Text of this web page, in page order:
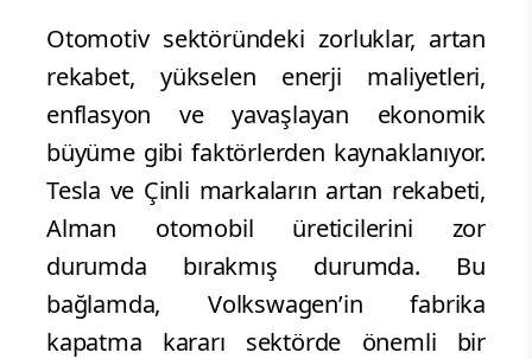
Otomotiv sektöründeki zorluklar, artan
rekabet, yükselen enerji maliyetleri,
enflasyon ve yavaşlayan ekonomik
büyüme gibi faktörlerden kaynaklanıyor.
Tesla ve Çinli markaların artan rekabeti,
Alman otomobil üreticilerini zor
durumda bırakmış durumda. Bu
bağlamda, Volkswagen’in fabrika
kapatma kararı sektörde önemli bir